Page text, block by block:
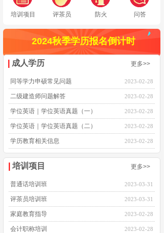
问答
培训项目 防火
评茶员
2024秋季学历报名倒计时
成人学历 更多>>
同等学力申硕常见问题 2023-02-28
二级建造师问题解答 2023-02-28
学位英语｜学位英语真题（一） 2023-02-28
学位英语｜学位英语真题（二） 2023-02-28
学历教育相关信息 2023-02-28
培训项目 更多>>
普通话培训班 2023-03-31
评茶员培训班 2023-03-31
家庭教育指导 2023-02-28
会计职称培训 2023-02-28